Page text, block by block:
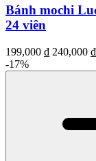
Bánh mochi
24 viên
199,000 ₫ 240,000 ₫
-17%